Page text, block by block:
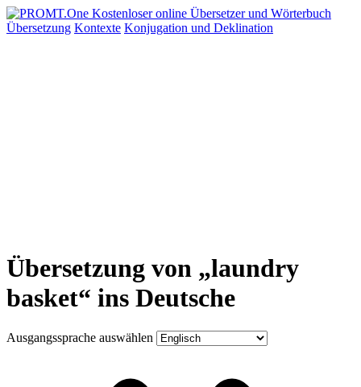
Übersetzung Kontexte Konjugation und Deklination
Übersetzung von „laundry
basket“ ins Deutsche
Ausgangssprache auswählen